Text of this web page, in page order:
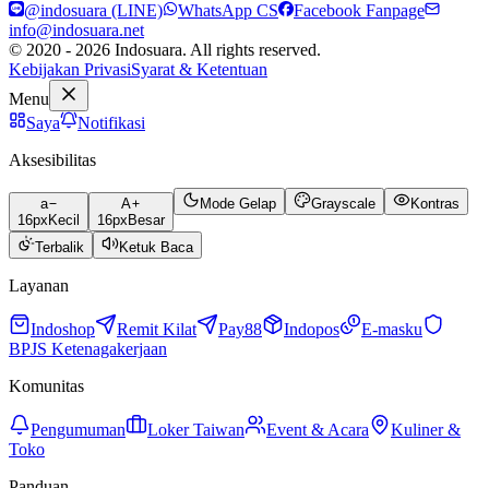
@indosuara (LINE)
WhatsApp CS
Facebook Fanpage
info@indosuara.net
© 2020 - 2026 Indosuara. All rights reserved.
Kebijakan PrivasiSyarat & Ketentuan
Menu
Saya
Notifikasi
Aksesibilitas
a
16px Kecil
A
16px Besar
Mode Gelap Grayscale Kontras
Terbalik Ketuk Baca
Layanan
Indoshop Remit Kilat Pay88 Indopos
E-masku
BPJS Ketenagakerjaan
Komunitas
Pengumuman Loker Taiwan Event & Acara
Kuliner &
Toko